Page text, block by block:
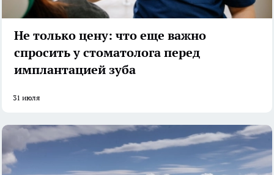
Не только цену: что еще важно
спросить у стоматолога перед
имплантацией зуба
31 июля